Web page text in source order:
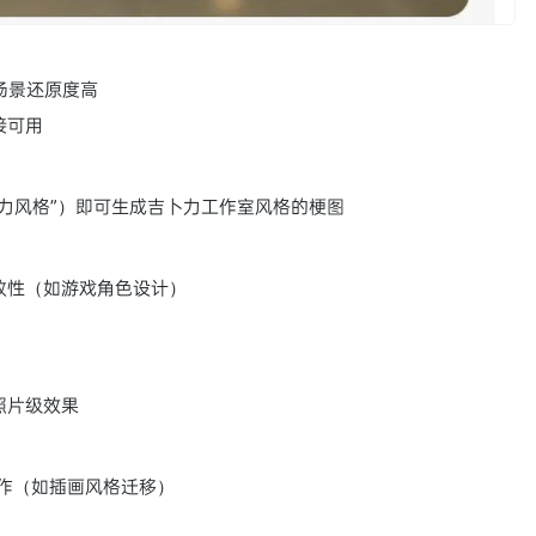
景还原度高
可用
风格”）即可生成吉卜力工作室风格的梗图
（如游戏角色设计）
片级效果
如插画风格迁移）